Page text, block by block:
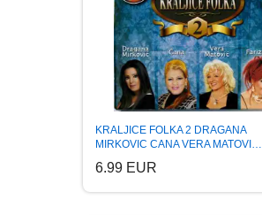
KRALJICE FOLKA 2 DRAGANA
MIRKOVIC CANA VERA MATOVI…
6.99 EUR